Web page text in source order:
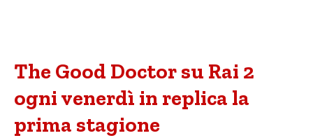
The Good Doctor su Rai 2
ogni venerdì in replica la
prima stagione